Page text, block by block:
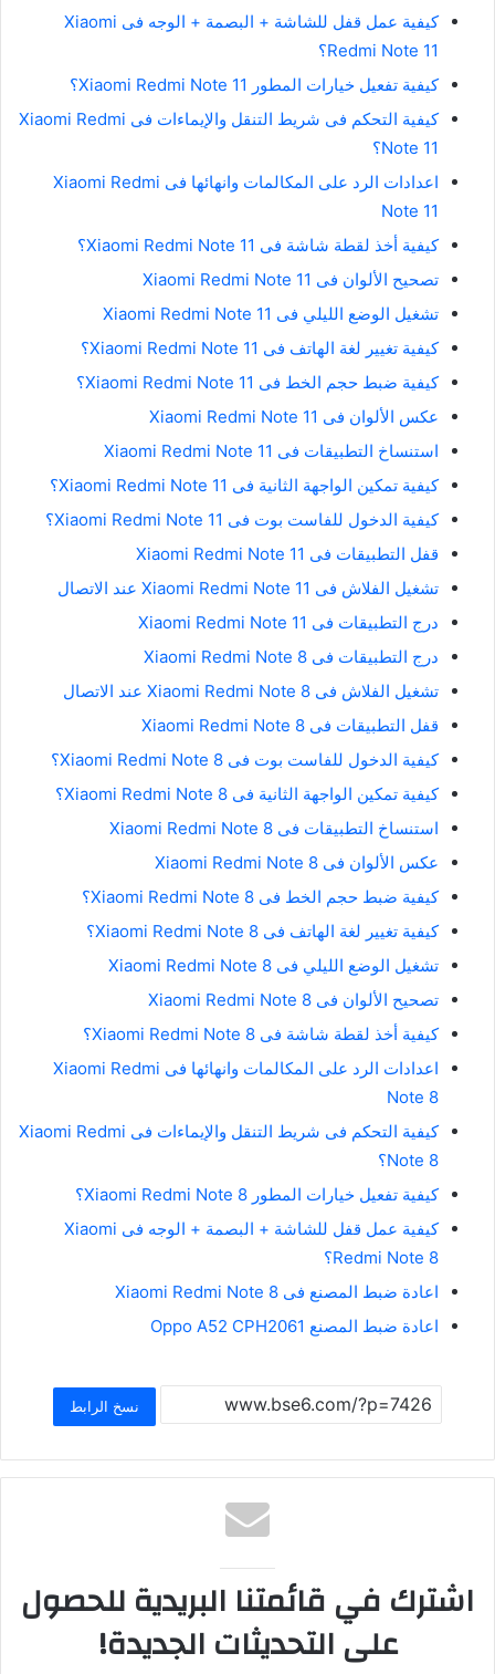
كيفية عمل قفل للشاشة + البصمة + الوجه فى Xiaomi
Redmi Note 11؟
كيفية تفعيل خيارات المطور Xiaomi Redmi Note 11؟
كيفية التحكم فى شريط التنقل والإيماءات فى Xiaomi Redmi
Note 11؟
اعدادات الرد على المكالمات وانهائها فى Xiaomi Redmi
Note 11
كيفية أخذ لقطة شاشة فى Xiaomi Redmi Note 11؟
تصحيح الألوان فى Xiaomi Redmi Note 11
تشغيل الوضع الليلي فى Xiaomi Redmi Note 11
كيفية تغيير لغة الهاتف فى Xiaomi Redmi Note 11؟
كيفية ضبط حجم الخط فى Xiaomi Redmi Note 11؟
عكس الألوان فى Xiaomi Redmi Note 11
استنساخ التطبيقات فى Xiaomi Redmi Note 11
كيفية تمكين الواجهة الثانية فى Xiaomi Redmi Note 11؟
كيفية الدخول للفاست بوت فى Xiaomi Redmi Note 11؟
قفل التطبيقات فى Xiaomi Redmi Note 11
تشغيل الفلاش فى Xiaomi Redmi Note 11 عند الاتصال
درج التطبيقات فى Xiaomi Redmi Note 11
درج التطبيقات فى Xiaomi Redmi Note 8
تشغيل الفلاش فى Xiaomi Redmi Note 8 عند الاتصال
قفل التطبيقات فى Xiaomi Redmi Note 8
كيفية الدخول للفاست بوت فى Xiaomi Redmi Note 8؟
كيفية تمكين الواجهة الثانية فى Xiaomi Redmi Note 8؟
استنساخ التطبيقات فى Xiaomi Redmi Note 8
عكس الألوان فى Xiaomi Redmi Note 8
كيفية ضبط حجم الخط فى Xiaomi Redmi Note 8؟
كيفية تغيير لغة الهاتف فى Xiaomi Redmi Note 8؟
تشغيل الوضع الليلي فى Xiaomi Redmi Note 8
تصحيح الألوان فى Xiaomi Redmi Note 8
كيفية أخذ لقطة شاشة فى Xiaomi Redmi Note 8؟
اعدادات الرد على المكالمات وانهائها فى Xiaomi Redmi
Note 8
كيفية التحكم فى شريط التنقل والإيماءات فى Xiaomi Redmi
Note 8؟
كيفية تفعيل خيارات المطور Xiaomi Redmi Note 8؟
كيفية عمل قفل للشاشة + البصمة + الوجه فى Xiaomi
Redmi Note 8؟
اعادة ضبط المصنع فى Xiaomi Redmi Note 8
اعادة ضبط المصنع Oppo A52 CPH2061
نسخ الرابط
اشترك في قائمتنا البريدية للحصول
على التحديثات الجديدة!